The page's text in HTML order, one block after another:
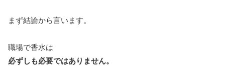
まず結論から言います。
職場で香水は
必ずしも必要ではありません。